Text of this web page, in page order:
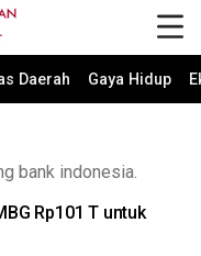
Daerah Gaya Hidup
bank indonesia.
Rp101 T untuk